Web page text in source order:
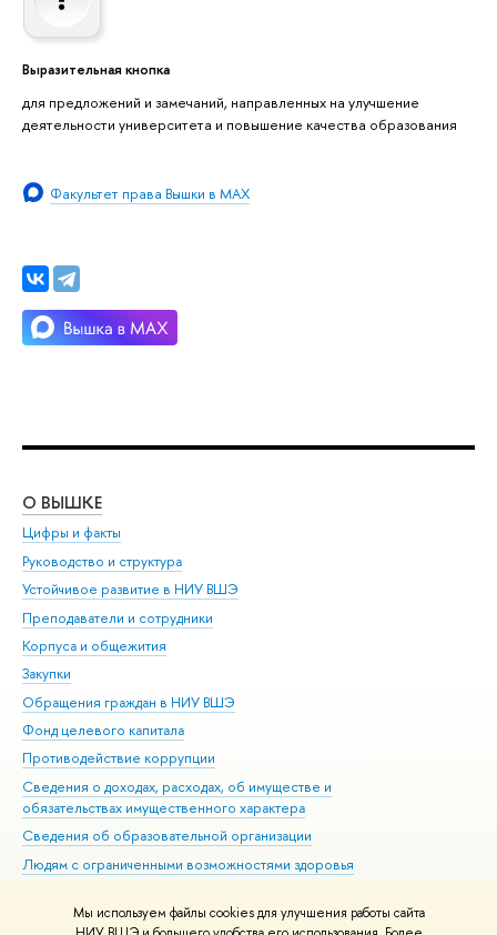
Мы используем файлы cookies для улучшения работы сайта
Выразительная кнопка
для предложений и замечаний, направленных на улучшение
деятельности университета и повышение качества образования
Факультет права Вышки в MAX
О ВЫШКЕ
Цифры и факты
Руководство и структура
Устойчивое развитие в НИУ ВШЭ
Преподаватели и сотрудники
Корпуса и общежития
Закупки
Обращения граждан в НИУ ВШЭ
Фонд целевого капитала
Противодействие коррупции
Сведения о доходах, расходах, об имуществе и
обязательствах имущественного характера
Сведения об образовательной организации
Людям с ограниченными возможностями здоровья
Работа в Вышке